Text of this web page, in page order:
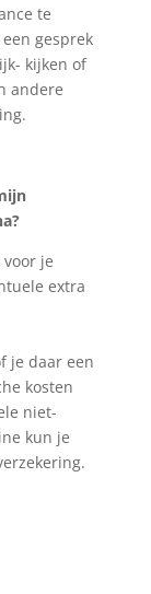
te
gesprek
kijken of
andere
je
extra
je daar een
kosten
niet-
kun je